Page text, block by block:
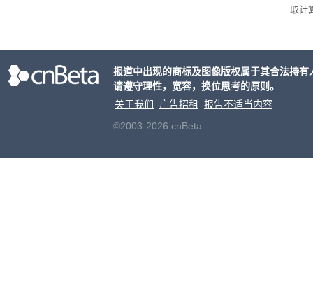
取计
报道中出现的商标及图像版权属于其合法持
请遵守理性，宽容，换位思考的原则。
关于我们
广告招租
报告不适当内容
©2003-2026 cnBeta